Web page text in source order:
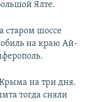
Ялте.
шоссе
на краю Ай-
на три дня.
тогда сняли